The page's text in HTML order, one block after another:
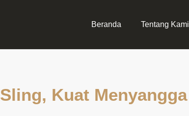
Beranda Tentang Kami
Kuat Menyangga